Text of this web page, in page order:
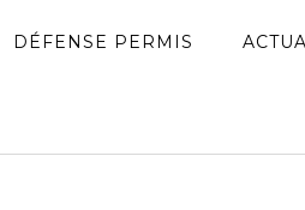
DÉFENSE PERMIS